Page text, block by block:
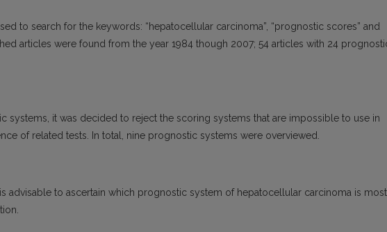
to search for the keywords: “hepatocellular carcinoma”, “prognostic scores” and
articles were found from the year 1984 though 2007; 54 articles with 24
systems, it was decided to reject the scoring systems that are impossible to use in
of related tests. In total, nine prognostic systems were overviewed.
advisable to ascertain which prognostic system of hepatocellular carcinoma is most